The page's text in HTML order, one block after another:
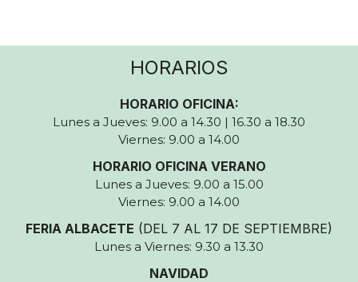
HORARIOS
HORARIO OFICINA:
Lunes a Jueves: 9.00 a 14.30 | 16.30 a 18.30
Viernes: 9.00 a 14.00
HORARIO OFICINA VERANO
Lunes a Jueves: 9.00 a 15.00
Viernes: 9.00 a 14.00
FERIA ALBACETE (DEL 7 AL 17 DE SEPTIEMBRE)
Lunes a Viernes: 9.30 a 13.30
NAVIDAD